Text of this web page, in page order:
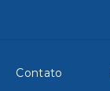
Contato